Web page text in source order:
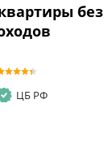
без
ЦБ РФ